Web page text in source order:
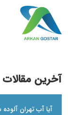
آخرین مقالات
آیا آب تهران